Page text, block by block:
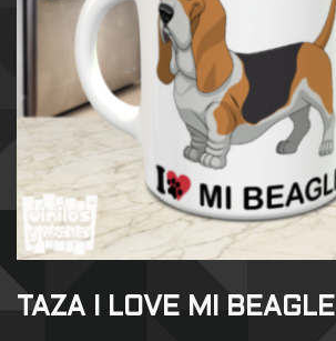
TAZA I LOVE MI BEAGLE